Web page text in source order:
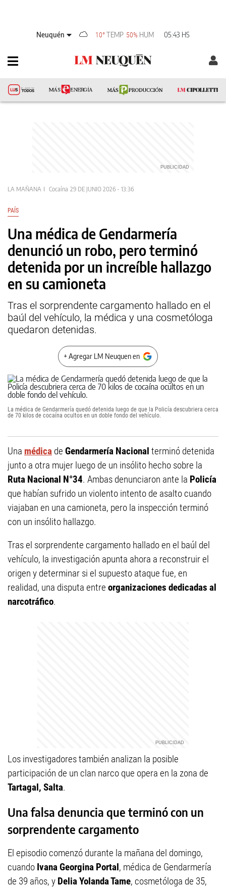
Neuquén 10° TEMP 50% HUM 05:43 HS
LA MAÑANA Cocaína 29 DE JUNIO 2026 - 13:36
PAÍS
Una médica de Gendarmería
denunció un robo, pero terminó
detenida por un increíble hallazgo
en su camioneta
Tras el sorprendente cargamento hallado en el
baúl del vehículo, la médica y una cosmetóloga
quedaron detenidas.
+ Agregar LM Neuquen en
La médica de Gendarmería quedó detenida luego de que la Policía descubriera cerca
de 70 kilos de cocaína ocultos en un doble fondo del vehículo.
Una médica de Gendarmería Nacional terminó detenida
junto a otra mujer luego de un insólito hecho sobre la
Ruta Nacional N°34. Ambas denunciaron ante la Policía
que habían sufrido un violento intento de asalto cuando
viajaban en una camioneta, pero la inspección terminó
con un insólito hallazgo.
Tras el sorprendente cargamento hallado en el baúl del
vehículo, la investigación apunta ahora a reconstruir el
origen y determinar si el supuesto ataque fue, en
realidad, una disputa entre organizaciones dedicadas al
narcotráfico.
Los investigadores también analizan la posible
participación de un clan narco que opera en la zona de
Tartagal, Salta.
Una falsa denuncia que terminó con un
sorprendente cargamento
El episodio comenzó durante la mañana del domingo,
cuando Ivana Georgina Portal, médica de Gendarmería
de 39 años, y Delia Yolanda Tame, cosmetóloga de 35,